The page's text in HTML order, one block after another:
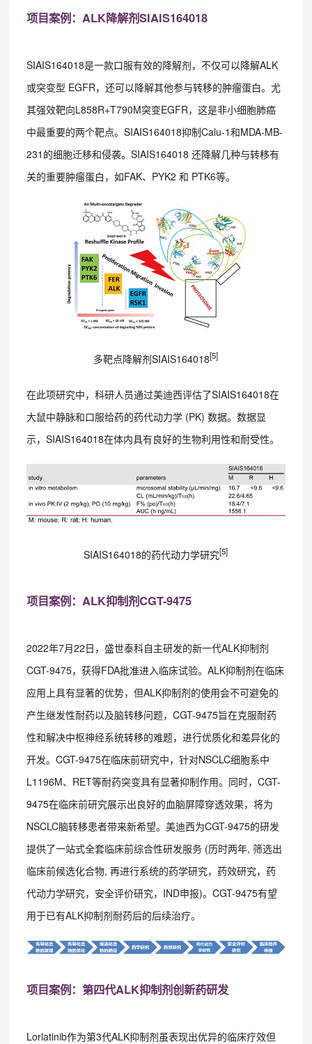
项目案例：ALK降解剂SIAIS164018
SIAIS164018是一款口服有效的降解剂，不仅可以降解ALK
或突变型 EGFR，还可以降解其他参与转移的肿瘤蛋白。尤
其强效靶向L858R+T790M突变EGFR，这是非小细胞肺癌
中最重要的两个靶点。SIAIS164018抑制Calu-1和MDA-MB-
231的细胞迁移和侵袭。SIAIS164018 还降解几种与转移有
关的重要肿瘤蛋白，如FAK、PYK2 和 PTK6等。
多靶点降解剂SIAIS164018[5]
在此项研究中，科研人员通过美迪西评估了SIAIS164018在
大鼠中静脉和口服给药的药代动力学 (PK) 数据。数据显
示，SIAIS164018在体内具有良好的生物利用性和耐受性。
SIAIS164018的药代动力学研究[5]
项目案例：ALK抑制剂CGT-9475
2022年7月22日，盛世泰科自主研发的新一代ALK抑制剂
CGT-9475，获得FDA批准进入临床试验。ALK抑制剂在临床
应用上具有显著的优势，但ALK抑制剂的使用会不可避免的
产生继发性耐药以及脑转移问题，CGT-9475旨在克服耐药
性和解决中枢神经系统转移的难题，进行优质化和差异化的
开发。CGT-9475在临床前研究中，针对NSCLC细胞系中
L1196M、RET等耐药突变具有显著抑制作用。同时，CGT-
9475在临床前研究展示出良好的血脑屏障穿透效果，将为
NSCLC脑转移患者带来新希望。美迪西为CGT-9475的研发
提供了一站式全套临床前综合性研发服务 (历时两年, 筛选出
临床前候选化合物, 再进行系统的药学研究，药效研究，药
代动力学研究，安全评价研究，IND申报)。CGT-9475有望
用于已有ALK抑制剂耐药后的后续治疗。
项目案例：第四代ALK抑制剂创新药研发
Lorlatinib作为第3代ALK抑制剂虽表现出优异的临床疗效但